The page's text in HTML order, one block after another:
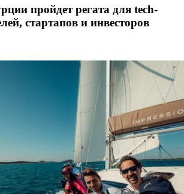
пройдет регата для tech-
стартапов и инвесторов